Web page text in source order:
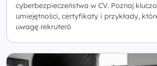
cyberbezpieczeństwa w CV. Poznaj
umiejętności, certyfikaty i przykłady,
uwagę rekruteró